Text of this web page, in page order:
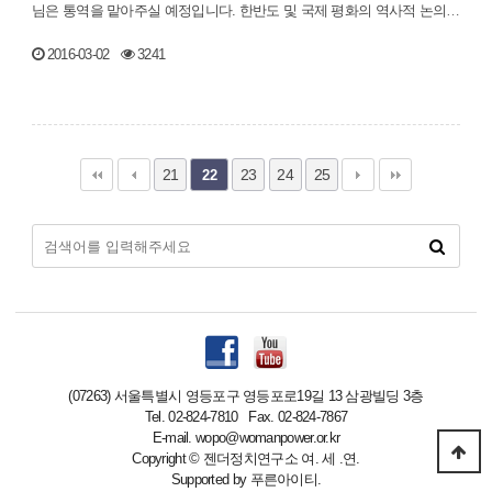
님은 통역을 맡아주실 예정입니다. 한반도 및 국제 평화의 역사적 논의에
2016-03-02
3241
21 22 23 24 25
(07263) 서울특별시 영등포구 영등포로19길 13 삼광빌딩 3층
Tel. 02-824-7810 Fax. 02-824-7867
E-mail. wopo@womanpower.or.kr
Copyright©젠더정치연구소 여. 세 .연.
Supported by 푸른아이티.